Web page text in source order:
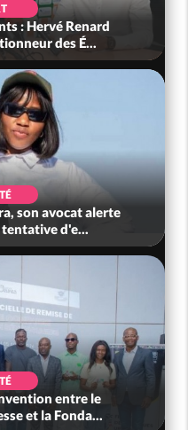
: Hervé Renard
des É...
son avocat alerte
d'e...
entre le
et la Fonda...